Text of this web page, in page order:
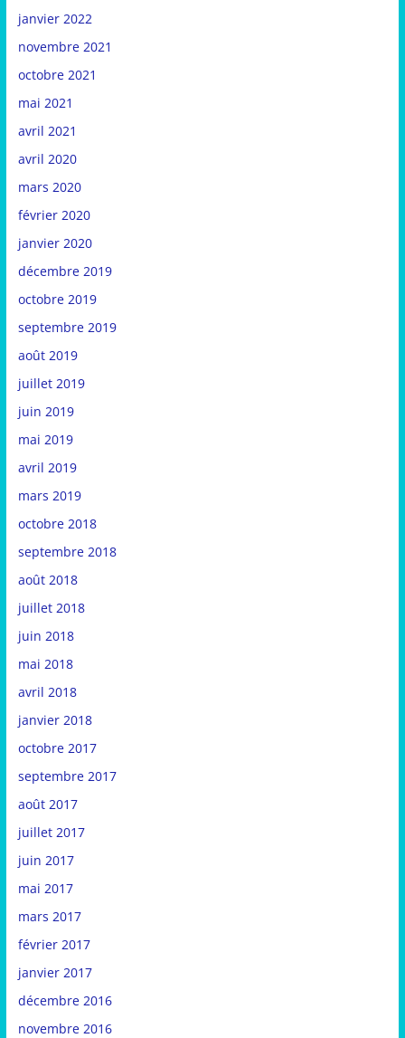
janvier 2022
novembre 2021
octobre 2021
mai 2021
avril 2021
avril 2020
mars 2020
février 2020
janvier 2020
décembre 2019
octobre 2019
septembre 2019
août 2019
juillet 2019
juin 2019
mai 2019
avril 2019
mars 2019
octobre 2018
septembre 2018
août 2018
juillet 2018
juin 2018
mai 2018
avril 2018
janvier 2018
octobre 2017
septembre 2017
août 2017
juillet 2017
juin 2017
mai 2017
mars 2017
février 2017
janvier 2017
décembre 2016
novembre 2016